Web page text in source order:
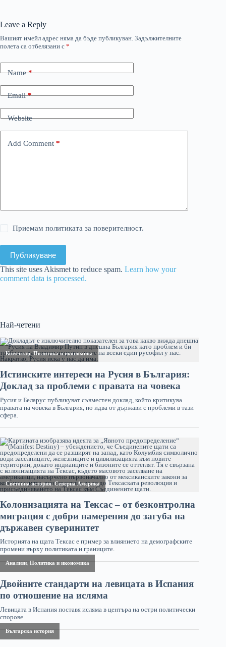
Leave a Reply
Вашият имейл адрес няма да бъде публикуван. Задължителните
полета са отбелязани с *
Name*
Email*
Website
Add Comment *
Приемам политиката за поверителност.
Публикуване
This site uses Akismet to reduce spam. Learn how your
comment data is processed.
Най-четени